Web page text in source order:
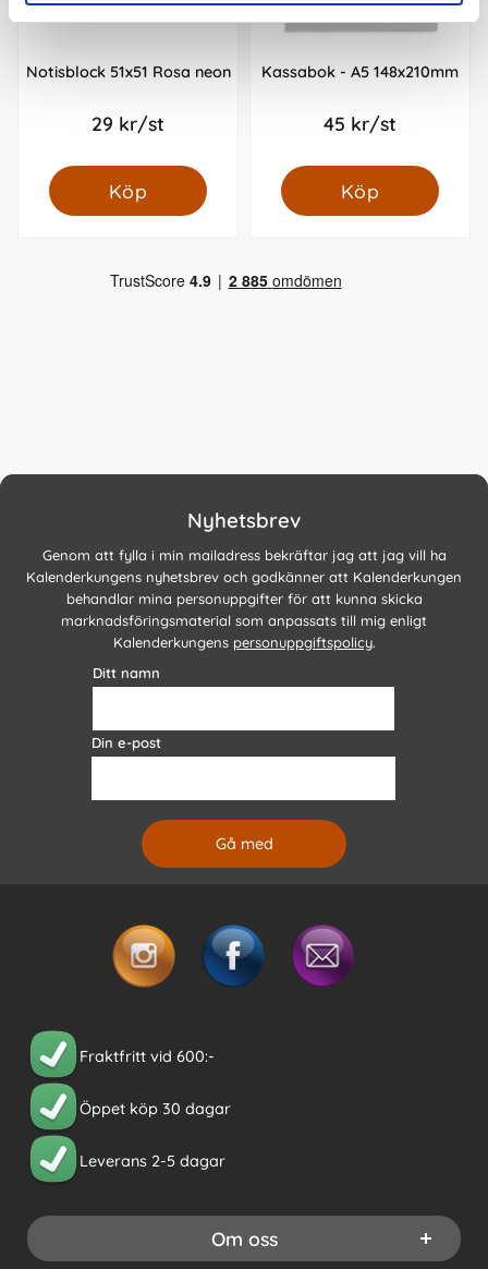
Notisblock 51x51 Rosa neon
29 kr/st
Köp
Kassabok - A5 148x210mm
45 kr/st
Köp
Nyhetsbrev
Genom att fylla i min mailadress bekräftar jag att jag vill ha
Kalenderkungens nyhetsbrev och godkänner att Kalenderkungen
behandlar mina personuppgifter för att kunna skicka
marknadsföringsmaterial som anpassats till mig enligt
Kalenderkungens personuppgiftspolicy.
Ditt namn
Din e-post
Fraktfritt vid 600:-
Öppet köp 30 dagar
Leverans 2-5 dagar
Om oss